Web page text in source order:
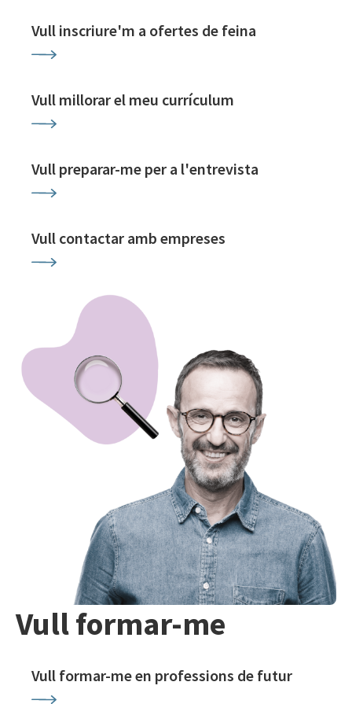
Vull inscriure'm a ofertes de feina
Vull millorar el meu currículum
Vull preparar-me per a l'entrevista
Vull contactar amb empreses
Vull formar-me
Vull formar-me en professions de futur